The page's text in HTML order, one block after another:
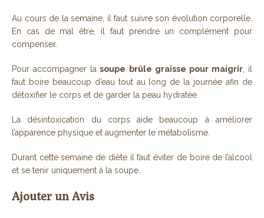
Au cours de la semaine, il faut suivre son évolution corporelle.
En cas de mal être, il faut prendre un complément pour
compenser.
Pour accompagner la soupe brûle graisse pour maigrir, il
faut boire beaucoup d’eau tout au long de la journée afin de
détoxifier le corps et de garder la peau hydratée.
La désintoxication du corps aide beaucoup à améliorer
l’apparence physique et augmenter le métabolisme.
Durant cette semaine de diète il faut éviter de boire de l’alcool
et se tenir uniquement à la soupe.
Ajouter un Avis